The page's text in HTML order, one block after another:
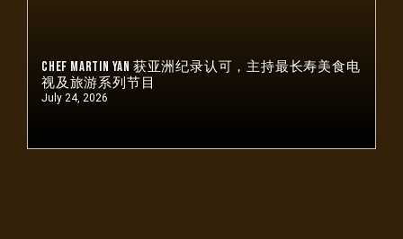
Chef Martin Yan 获亚洲纪录认可，主持最长寿美食电
视及旅游系列节目
July 24, 2026